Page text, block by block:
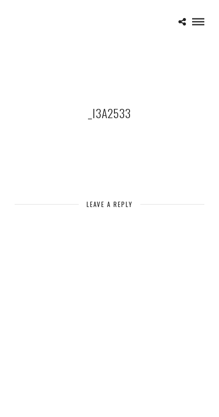
_I3A2533
LEAVE A REPLY